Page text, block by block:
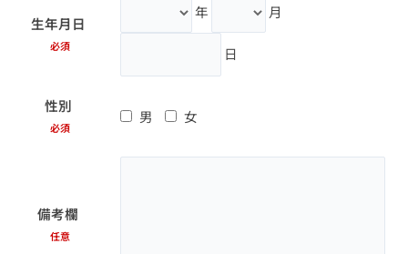
生年月日
必須
年 月
日
性別
必須
男 女
備考欄
任意